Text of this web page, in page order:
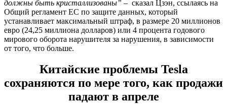
должны быть кристаллизованы” – сказал Цзэн, ссылаясь на
Общий регламент ЕС по защите данных, который
устанавливает максимальный штраф, в размере 20 миллионов
евро (24,25 миллиона долларов) или 4 процента годового
мирового оборота нарушителя за нарушения, в зависимости
от того, что больше.
Китайские проблемы Tesla
сохраняются по мере того, как продажи
падают в апреле